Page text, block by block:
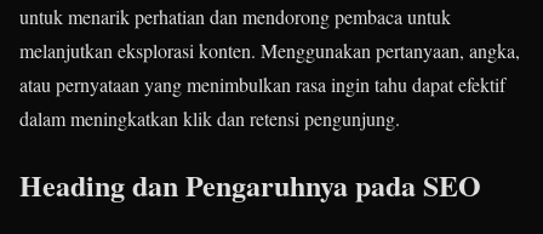
untuk menarik perhatian dan mendorong pembaca untuk
melanjutkan eksplorasi konten. Menggunakan pertanyaan, angka,
atau pernyataan yang menimbulkan rasa ingin tahu dapat efektif
dalam meningkatkan klik dan retensi pengunjung.
Heading dan Pengaruhnya pada SEO